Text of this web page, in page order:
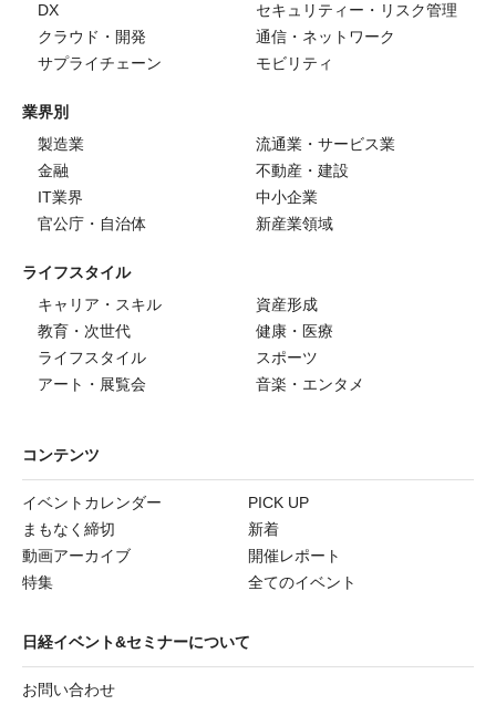
DX
セキュリティー・リスク管理
クラウド・開発
通信・ネットワーク
サプライチェーン
モビリティ
業界別
製造業
流通業・サービス業
金融
不動産・建設
IT業界
中小企業
官公庁・自治体
新産業領域
ライフスタイル
キャリア・スキル
資産形成
教育・次世代
健康・医療
ライフスタイル
スポーツ
アート・展覧会
音楽・エンタメ
コンテンツ
イベントカレンダー
PICK UP
まもなく締切
新着
動画アーカイブ
開催レポート
特集
全てのイベント
日経イベント&セミナーについて
お問い合わせ